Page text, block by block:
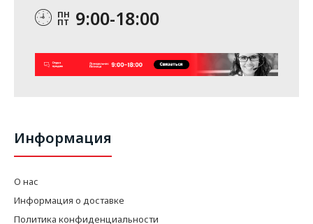
ПН
ПТ 9:00-18:00
Информация
О нас
Информация о доставке
Политика конфиденциальности